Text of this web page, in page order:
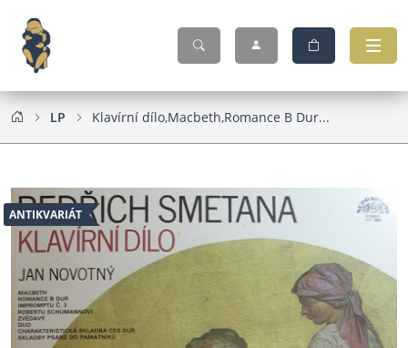
LP Klavírní dílo,Macbeth,Romance B Dur...
ANTIKVARIÁT